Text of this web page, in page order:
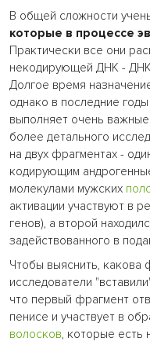
В общей сложности
которые в процессе
Практически все они
некодирующей ДНК -
Долгое время
однако в последние
выполняет очень
более детального
на двух фрагментах -
кодирующим
молекулами мужских
активации участвуют в
генов), а второй
задействованного в
Чтобы выяснить, какова
исследователи
что первый фрагмент
пенисе и участвует в
волосков, которые есть